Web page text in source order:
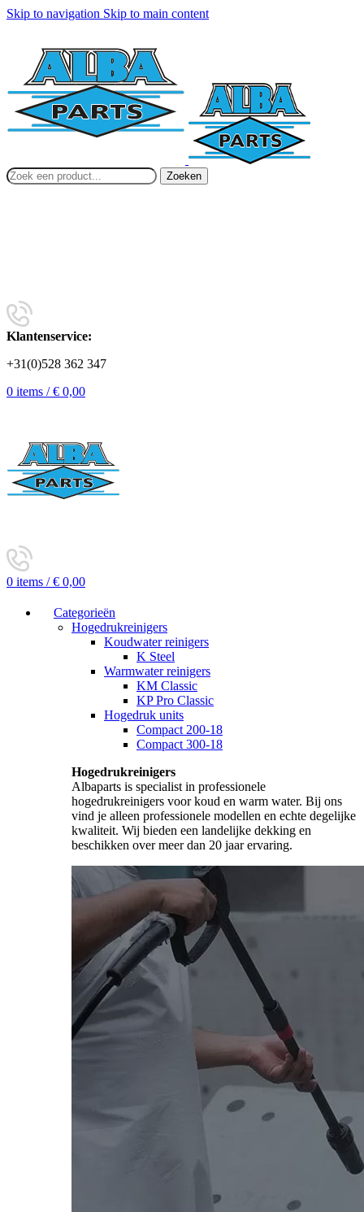
Skip to navigation Skip to main content
Zoeken
Klantenservice:
+31(0)528 362 347
0 items / € 0,00
0 items / € 0,00
Categorieën
Hogedrukreinigers
Koudwater reinigers
K Steel
Warmwater reinigers
KM Classic
KP Pro Classic
Hogedruk units
Compact 200-18
Compact 300-18
Hogedrukreinigers
Albaparts is specialist in professionele
hogedrukreinigers voor koud en warm water. Bij ons
vind je alleen professionele modellen en echte degelijke
kwaliteit. Wij bieden een landelijke dekking en
beschikken over meer dan 20 jaar ervaring.